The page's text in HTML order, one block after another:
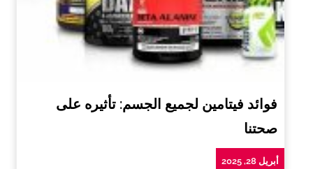
فوائد فيتامين لجميع الجسم: تأثيره على
صحتنا
أبريل 28, 2025